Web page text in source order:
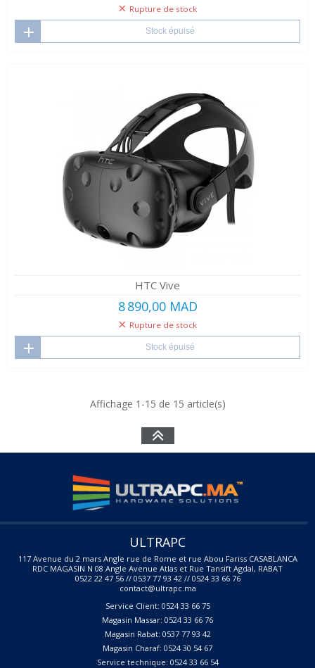
Rupture de stock
Stock épuisé
HTC Vive
8 890,00 MAD
Rupture de stock
Stock épuisé
Affichage 1-15 de 15 article(s)
ULTRAPC
117 Avenue du 2 mars Angle rue de Rome et rue Abou Fariss CASABLANCA
RDC MAGASIN N 08 Angle Avenue Atlas et Rue Tansift Agdal, RABAT
0522 22 47 56 // 0537 77 93 42 // 0524 33 66 76
contact@ultrapc.ma
Service Client: 0524 33 66 75
Magasin Massar: 0524 33 66 76
Magasin Rabat: 0537 77 93 42
Magasin Charaf: 0524 30 54 67
Service technique: 0524 33 66 54